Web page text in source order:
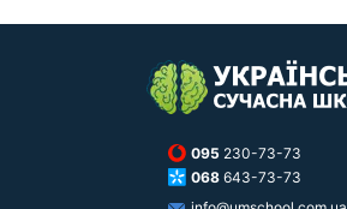
095 230-73-73
068 643-73-73